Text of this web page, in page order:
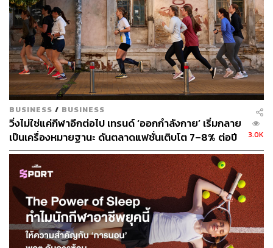
ส่วนงานดีไซน์ถือว่าตอบโจทย์คนที่กำลังมองหาสมาร์ทโฟน
ที่ดูพรีเมียม ด้วยวัสดุและการออกแบบที่แบนและโค้งมน หน้า
จอขนาดกว้าง 1.58 นิ้ว และไอคอนต่างๆ มองเห็นได้ชัดเจน มี
น้ำหนักเบา วัสดุทำจากสแตนเลสเงา ทนทานทั้งหน้าจอและ
ตัวเรือน สายที่ให้ในกล่องมี 2 ไซส์ ทำจากยางนุ่มๆ และ
ยืดหยุ่น สามารถใช้งานได้ติดต่อกัน 6 วัน รองรับ Fast
Charging ที่ทำให้ใช้เวลาในการชาร์จแบตเตอรี่เพียง 12 นาที
ก็หยิบมาใช้งานได้แล้ว
BUSINESS / BUSINESS
วิ่งไม่ใช่แค่กีฬาอีกต่อไป เทรนด์ ‘ออกกำลังกาย’ เริ่มกลาย
เป็นเครื่องหมายฐานะ ดันตลาดแฟชั่นเติบโต 7–8% ต่อปี
3.0K